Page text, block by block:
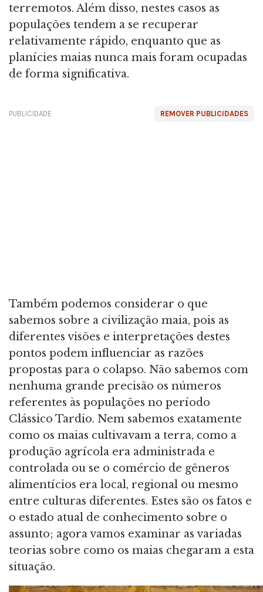
terremotos. Além disso, nestes casos as
populações tendem a se recuperar
relativamente rápido, enquanto que as
planícies maias nunca mais foram ocupadas
de forma significativa.
REMOVER PUBLICIDADES
PUBLICIDADE
Também podemos considerar o que
sabemos sobre a civilização maia, pois as
diferentes visões e interpretações destes
pontos podem influenciar as razões
propostas para o colapso. Não sabemos com
nenhuma grande precisão os números
referentes às populações no período
Clássico Tardio. Nem sabemos exatamente
como os maias cultivavam a terra, como a
produção agrícola era administrada e
controlada ou se o comércio de gêneros
alimentícios era local, regional ou mesmo
entre culturas diferentes. Estes são os fatos e
o estado atual de conhecimento sobre o
assunto; agora vamos examinar as variadas
teorias sobre como os maias chegaram a esta
situação.